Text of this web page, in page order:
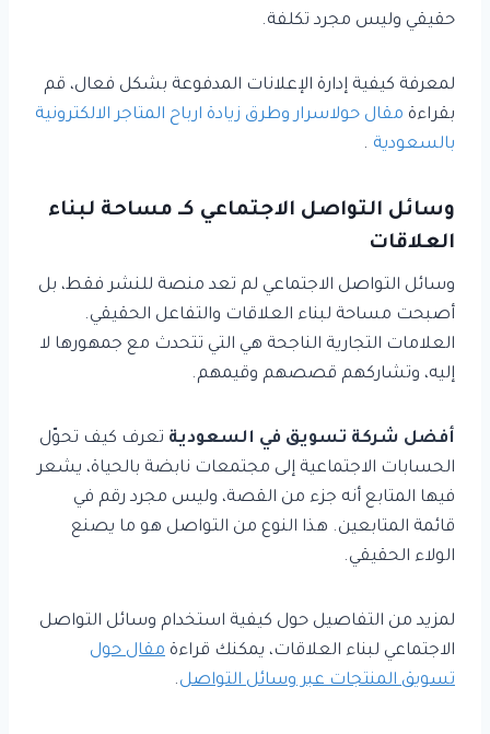
حقيقي وليس مجرد تكلفة.
لمعرفة كيفية إدارة الإعلانات المدفوعة بشكل فعال، قم
بقراءة مقال حولاسرار وطرق زيادة ارباح المتاجر الالكترونية
بالسعودية .
وسائل التواصل الاجتماعي كـ مساحة لبناء
العلاقات
وسائل التواصل الاجتماعي لم تعد منصة للنشر فقط، بل
أصبحت مساحة لبناء العلاقات والتفاعل الحقيقي.
العلامات التجارية الناجحة هي التي تتحدث مع جمهورها لا
إليه، وتشاركهم قصصهم وقيمهم.
أفضل شركة تسويق في السعودية تعرف كيف تحوّل
الحسابات الاجتماعية إلى مجتمعات نابضة بالحياة، يشعر
فيها المتابع أنه جزء من القصة، وليس مجرد رقم في
قائمة المتابعين. هذا النوع من التواصل هو ما يصنع
الولاء الحقيقي.
لمزيد من التفاصيل حول كيفية استخدام وسائل التواصل
الاجتماعي لبناء العلاقات، يمكنك قراءة مقال حول
تسويق المنتجات عبر وسائل التواصل.